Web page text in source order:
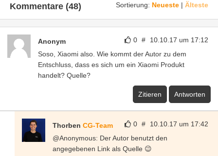
Sortierung: Neueste | Älteste
Kommentare (48)
0 # 10.10.17 um 17:12
Anonym
Soso, Xiaomi also. Wie kommt der Autor zu dem
Entschluss, dass es sich um ein Xiaomi Produkt
handelt? Quelle?
Zitieren Antworten
0 # 10.10.17 um 17:42
Thorben CG-Team
@Anonymous: Der Autor benutzt den
angegebenen Link als Quelle 😉